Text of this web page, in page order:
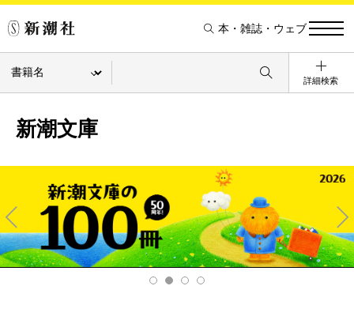
本・雑誌・ウェブ
詳細検索
新潮文庫
Pre
v
Ne
xt